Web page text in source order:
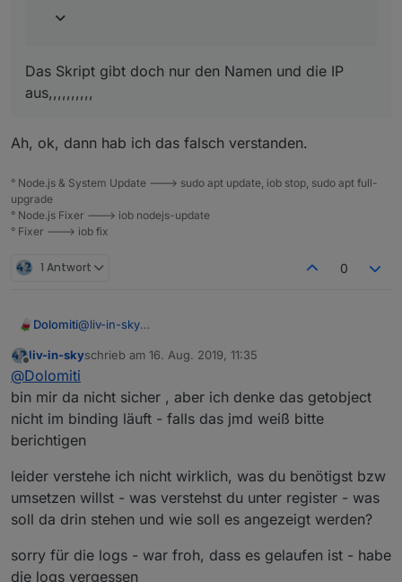
Das Skript gibt doch nur den Namen und die IP
aus,,,,,,,,,,
Ah, ok, dann hab ich das falsch verstanden.
° Node.js & System Update ---> sudo apt update, iob stop, sudo apt full-
upgrade
° Node.js Fixer ---> iob nodejs-update
° Fixer ---> iob fix
1 Antwort 0
Dolomiti@liv-in-sky
mir. Hab mich nur über die ganzen log-Ausgaben
gewundert, bei mir war noch auf Debug und Verbose
gestellt
Nachdem ich mal in meinen Skript-Versuchen auf
meinem Testsystem gestöbert habe, habe ich auch
einen Code-Schnipsel ähnlich wie deinen zum loggen
Man kann aber darauf anscheinend nicht direkt im VIS
zugreifen. Ich wollte mir eine Übersicht aller Register
mit dem Namen bauen. Vielleicht geht das mit
Bindings, aber damit stehe ich noch etwas auf
Offline
liv-in-skyschrieb am 16. Aug. 2019, 11:35
zuletzt editiert von
@Dolomiti
bin mir da nicht sicher , aber ich denke das getobject
nicht im binding läuft - falls das jmd weiß bitte
berichtigen
leider verstehe ich nicht wirklich, was du benötigst bzw
umsetzen willst - was verstehst du unter register - was
soll da drin stehen und wie soll es angezeigt werden?
sorry für die logs - war froh, dass es gelaufen ist - habe
die logs vergessen